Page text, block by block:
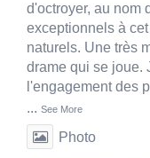
d'octroyer, au nom
exceptionnels à
naturels. Une très
drame qui se joue.
l'engagement des
... See More
Photo